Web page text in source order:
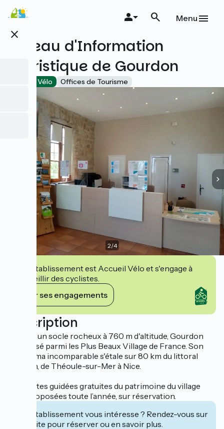
Aller
au
principal
close
Menu
Bureau d'Information
Touristique de Gourdon
Accueil Vélo Offices de Tourisme
2/4
Cet établissement est Accueil Vélo et s'engage à
accueillir des cyclistes.
Voir ses engagements
Description
Bâti sur un socle rocheux à 760 m d'altitude, Gourdon
est classé parmi les Plus Beaux Village de France. Son
panorama incomparable s'étale sur 80 km du littoral
azuréen, de Théoule-sur-Mer à Nice.
Des visites guidées gratuites du patrimoine du village
sont proposées toute l’année, sur réservation.
Cet établissement vous intéresse ? Rendez-vous sur
leur site pour réserver ou en savoir plus.